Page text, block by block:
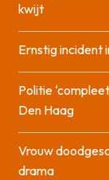
kwijt
Ernstig incident
Politie
Den Haag
Vrouw
drama